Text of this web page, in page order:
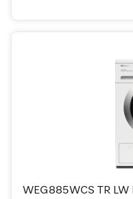
WEG885WCS TR LW